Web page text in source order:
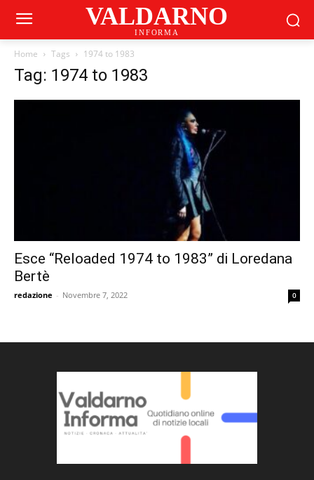
VALDARNO
INFORMA
Home Tags 1974 to 1983
Tag: 1974 to 1983
Esce “Reloaded 1974 to 1983” di Loredana
Bertè
redazione - Novembre 7, 2022 0